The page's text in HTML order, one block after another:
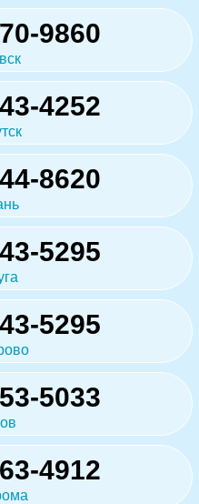
9860
4252
8620
5295
5295
5033
4912